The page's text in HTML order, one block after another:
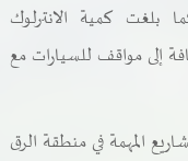
بلغت كمية الانترلوك
إلى مواقف للسيارات مع
المهمة في منطقة الرق